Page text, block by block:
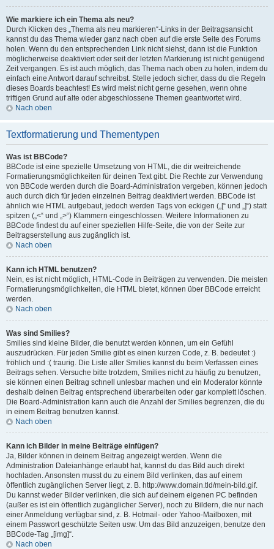
Wie markiere ich ein Thema als neu?
Durch Klicken des „Thema als neu markieren“-Links in der Beitragsansicht
kannst du das Thema wieder ganz nach oben auf die erste Seite des Forums
holen. Wenn du den entsprechenden Link nicht siehst, dann ist die Funktion
möglicherweise deaktiviert oder seit der letzten Markierung ist nicht genügend
Zeit vergangen. Es ist auch möglich, das Thema nach oben zu holen, indem du
einfach eine Antwort darauf schreibst. Stelle jedoch sicher, dass du die Regeln
dieses Boards beachtest! Es wird meist nicht gerne gesehen, wenn ohne
triftigen Grund auf alte oder abgeschlossene Themen geantwortet wird.
Nach oben
Textformatierung und Thementypen
Was ist BBCode?
BBCode ist eine spezielle Umsetzung von HTML, die dir weitreichende
Formatierungsmöglichkeiten für deinen Text gibt. Die Rechte zur Verwendung
von BBCode werden durch die Board-Administration vergeben, können jedoch
auch durch dich für jeden einzelnen Beitrag deaktiviert werden. BBCode ist
ähnlich wie HTML aufgebaut, jedoch werden Tags von eckigen („[“ und „]“) statt
spitzen („<“ und „>“) Klammern eingeschlossen. Weitere Informationen zu
BBCode findest du auf einer speziellen Hilfe-Seite, die von der Seite zur
Beitragserstellung aus zugänglich ist.
Nach oben
Kann ich HTML benutzen?
Nein, es ist nicht möglich, HTML-Code in Beiträgen zu verwenden. Die meisten
Formatierungsmöglichkeiten, die HTML bietet, können über BBCode erreicht
werden.
Nach oben
Was sind Smilies?
Smilies sind kleine Bilder, die benutzt werden können, um ein Gefühl
auszudrücken. Für jeden Smilie gibt es einen kurzen Code, z. B. bedeutet :)
fröhlich und :( traurig. Die Liste aller Smilies kannst du beim Verfassen eines
Beitrags sehen. Versuche bitte trotzdem, Smilies nicht zu häufig zu benutzen,
sie können einen Beitrag schnell unlesbar machen und ein Moderator könnte
deshalb deinen Beitrag entsprechend überarbeiten oder gar komplett löschen.
Die Board-Administration kann auch die Anzahl der Smilies begrenzen, die du
in einem Beitrag benutzen kannst.
Nach oben
Kann ich Bilder in meine Beiträge einfügen?
Ja, Bilder können in deinem Beitrag angezeigt werden. Wenn die
Administration Dateianhänge erlaubt hat, kannst du das Bild auch direkt
hochladen. Ansonsten musst du zu einem Bild verlinken, das auf einem
öffentlich zugänglichen Server liegt, z. B. http://www.domain.tld/mein-bild.gif.
Du kannst weder Bilder verlinken, die sich auf deinem eigenen PC befinden
(außer es ist ein öffentlich zugänglicher Server), noch zu Bildern, die nur nach
einer Anmeldung verfügbar sind, z. B. Hotmail- oder Yahoo-Mailboxen, mit
einem Passwort geschützte Seiten usw. Um das Bild anzuzeigen, benutze den
BBCode-Tag „[img]“.
Nach oben